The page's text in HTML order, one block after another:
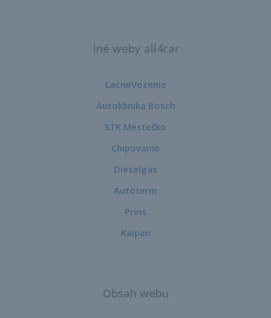
Iné weby all4car
LacneVozenie
Autoklinika Bosch
STK Mestečko
Chipovanie
Dieselgas
Autoterm
Prins
Kaipan
Obsah webu